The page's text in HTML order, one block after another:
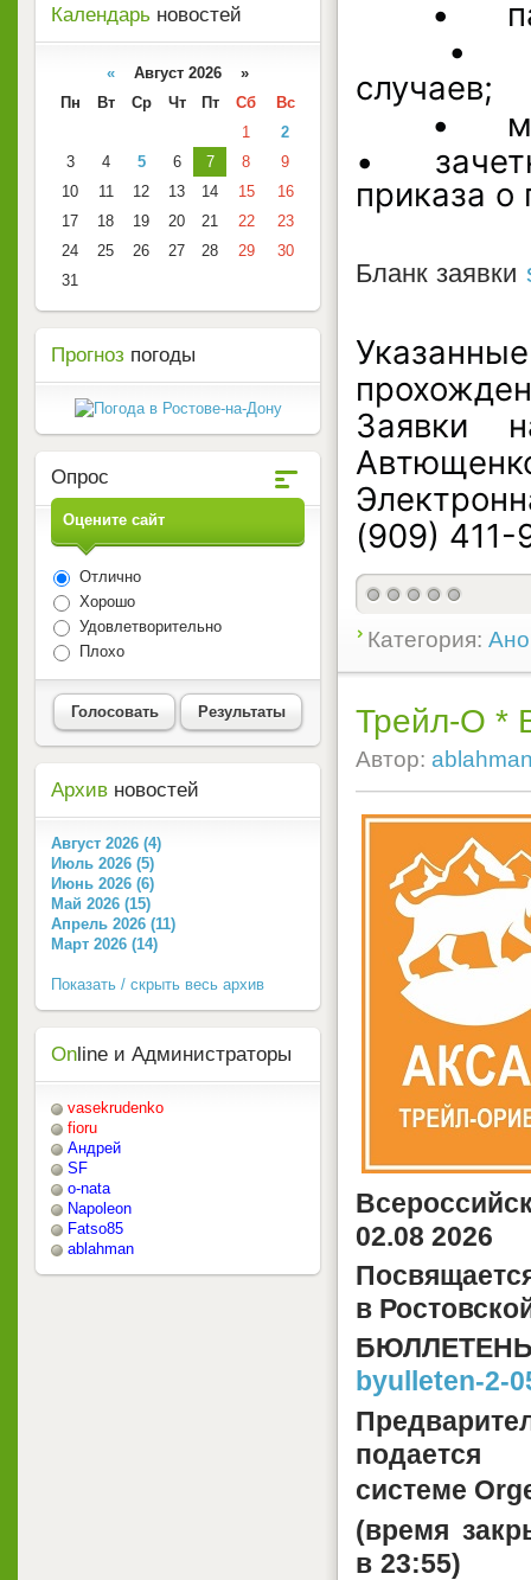
случаев;
•	зачетной классификационной книжки либо
приказа о
Бланк заявки
Заявки
(909)
Категория:
Трейл-О *
Автор:
02.08 2026
в
byulleten-2-
системе
(время
в 23:55)
Календарь новостей
« Август 2026 »
Пн
Вт Ср Чт Пт Сб
Вс
1
2
3
4 5 6 7 8
9
10
11 12 13 14 15
16
17
18 19 20 21 22
23
24
25 26 27 28 29
30
31
Прогноз погоды
Опрос
Оцените сайт
Отлично
Хорошо
Удовлетворительно
Плохо
Голосовать Результаты
Архив новостей
Август 2026 (4)
Июль 2026 (5)
Июнь 2026 (6)
Май 2026 (15)
Апрель 2026 (11)
Март 2026 (14)
Показать / скрыть весь архив
On line и Администраторы
vasekrudenko
fioru
Андрей
SF
o-nata
Napoleon
Fatso85
ablahman